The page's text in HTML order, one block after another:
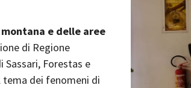
e delle aree
di Regione
Forestas e
dei fenomeni di